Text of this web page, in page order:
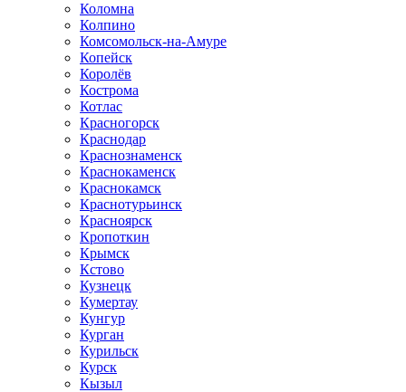
Коломна
Колпино
Комсомольск-на-Амуре
Копейск
Королёв
Кострома
Котлас
Красногорск
Краснодар
Краснознаменск
Краснокаменск
Краснокамск
Краснотурьинск
Красноярск
Кропоткин
Крымск
Кстово
Кузнецк
Кумертау
Кунгур
Курган
Курильск
Курск
Кызыл